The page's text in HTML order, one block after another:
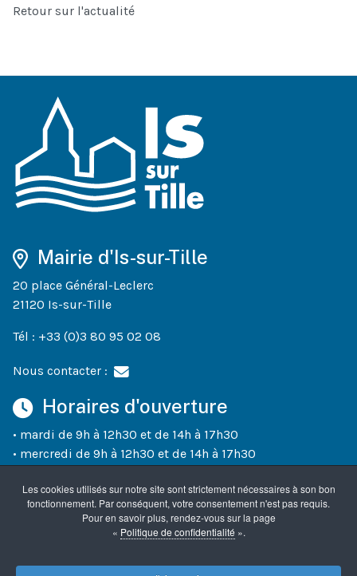
Retour sur l'actualité
Mairie d'Is-sur-Tille
20 place Général-Leclerc
21120 Is-sur-Tille
Tél : +33 (0)3 80 95 02 08
Nous contacter :
Horaires d'ouverture
• mardi de 9h à 12h30 et de 14h à 17h30
• mercredi de 9h à 12h30 et de 14h à 17h30
• vendredi de 9h à 12h30 et de 14h à 17h30
• un samedi sur deux (semaines paires) de 10h à 12h
Accueil Mentions légales Confidentialité
Les cookies utilisés sur notre site sont strictement nécessaires à son bon
fonctionnement. Par conséquent, votre consentement n'est pas requis.
Pour en savoir plus, rendez-vous sur la page
« Politique de confidentialité ».